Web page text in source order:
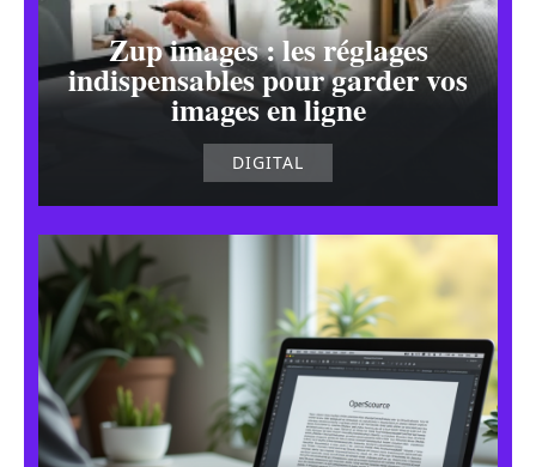
Zup images : les réglages
indispensables pour garder vos
images en ligne
DIGITAL